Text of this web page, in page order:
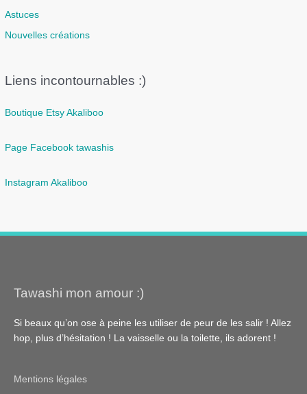
Astuces
Nouvelles créations
Liens incontournables :)
Boutique Etsy Akaliboo
Page Facebook tawashis
Instagram Akaliboo
Tawashi mon amour :)
Si beaux qu’on ose à peine les utiliser de peur de les salir ! Allez
hop, plus d’hésitation ! La vaisselle ou la toilette, ils adorent !
Mentions légales